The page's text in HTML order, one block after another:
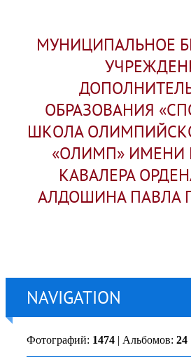
МУНИЦИПАЛЬНОЕ
ОБРАЗОВАНИЯ
ШКОЛА
«ОЛИМП» ИМЕНИ
КАВАЛЕРА
АЛДОШИНА ПАВЛА
NAVIGATION
Фотографий: 1474 | Альбомов: 24